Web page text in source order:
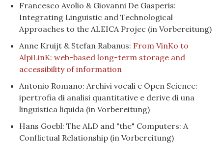
Francesco Avolio & Giovanni De Gasperis:
Integrating Linguistic and Technological
Approaches to the ALEICA Projec (in Vorbereitung)
Anne Kruijt & Stefan Rabanus: From VinKo to
AlpiLinK: web-based long-term storage and
accessibility of information
Antonio Romano: Archivi vocali e Open Science:
ipertrofia di analisi quantitative e derive di una
linguistica liquida (in Vorbereitung)
Hans Goebl: The ALD and "the" Computers: A
Conflictual Relationship (in Vorbereitung)